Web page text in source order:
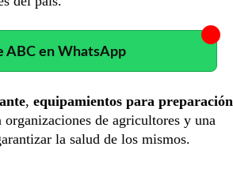
ABC en WhatsApp
, equipamientos para preparación
de agricultores y una
la salud de los mismos.